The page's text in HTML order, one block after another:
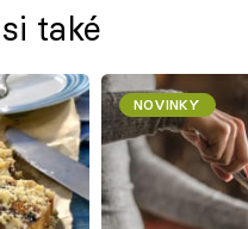
také
NOVINKY